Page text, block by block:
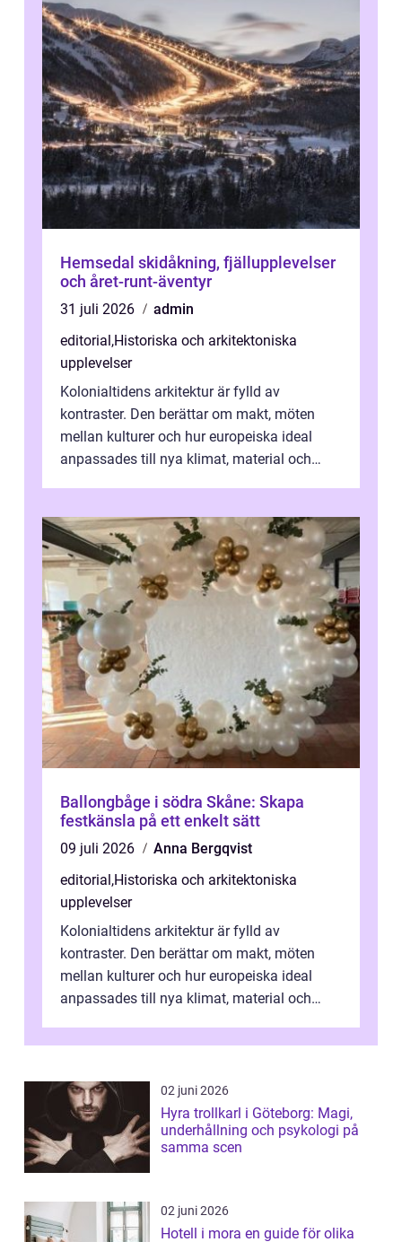
Hemsedal skidåkning, fjällupplevelser
och året-runt-äventyr
31 juli 2026
admin
editorial ,Historiska och arkitektoniska
upplevelser
Kolonialtidens arkitektur är fylld av
kontraster. Den berättar om makt, möten
mellan kulturer och hur europeiska ideal
anpassades till nya klimat, material och
Ballongbåge i södra Skåne: Skapa
festkänsla på ett enkelt sätt
09 juli 2026
Anna Bergqvist
editorial ,Historiska och arkitektoniska
upplevelser
Kolonialtidens arkitektur är fylld av
kontraster. Den berättar om makt, möten
mellan kulturer och hur europeiska ideal
anpassades till nya klimat, material och
02 juni 2026
Hyra trollkarl i Göteborg: Magi,
underhållning och psykologi på
samma scen
02 juni 2026
Hotell i mora en guide för olika